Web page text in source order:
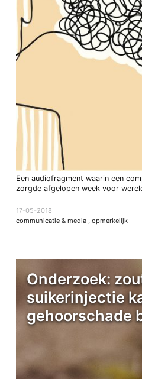
Een audiofragment waarin een
zorgde afgelopen week voor
17-05-2018
communicatie & media , opmerkelijk
Onderzoek:
suikerinjectie
gehoorschade